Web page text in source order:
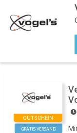
GUTSCHEIN
GRATIS VERSAND